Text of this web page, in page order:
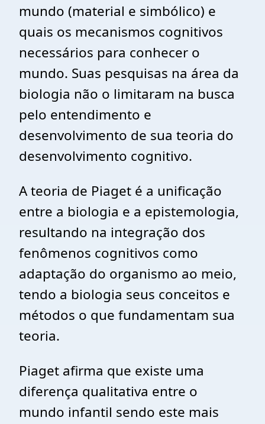
mundo (material e simbólico) e
quais os mecanismos cognitivos
necessários para conhecer o
mundo. Suas pesquisas na área da
biologia não o limitaram na busca
pelo entendimento e
desenvolvimento de sua teoria do
desenvolvimento cognitivo.
A teoria de Piaget é a unificação
entre a biologia e a epistemologia,
resultando na integração dos
fenômenos cognitivos como
adaptação do organismo ao meio,
tendo a biologia seus conceitos e
métodos o que fundamentam sua
teoria.
Piaget afirma que existe uma
diferença qualitativa entre o
mundo infantil sendo este mais